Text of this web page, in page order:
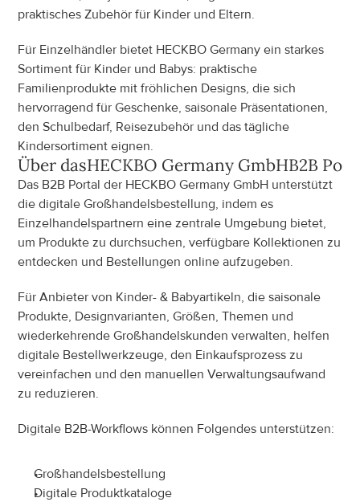
praktisches Zubehör für Kinder und Eltern.
Für Einzelhändler bietet HECKBO Germany ein starkes
Sortiment für Kinder und Babys: praktische
Familienprodukte mit fröhlichen Designs, die sich
hervorragend für Geschenke, saisonale Präsentationen,
den Schulbedarf, Reisezubehör und das tägliche
Kindersortiment eignen.
Über dasHECKBO Germany GmbHB2B
Das B2B Portal der HECKBO Germany GmbH unterstützt
die digitale Großhandelsbestellung, indem es
Einzelhandelspartnern eine zentrale Umgebung bietet,
um Produkte zu durchsuchen, verfügbare Kollektionen zu
entdecken und Bestellungen online aufzugeben.
Für Anbieter von Kinder- & Babyartikeln, die saisonale
Produkte, Designvarianten, Größen, Themen und
wiederkehrende Großhandelskunden verwalten, helfen
digitale Bestellwerkzeuge, den Einkaufsprozess zu
vereinfachen und den manuellen Verwaltungsaufwand
zu reduzieren.
Digitale B2B-Workflows können Folgendes unterstützen:
Großhandelsbestellung
Digitale Produktkataloge